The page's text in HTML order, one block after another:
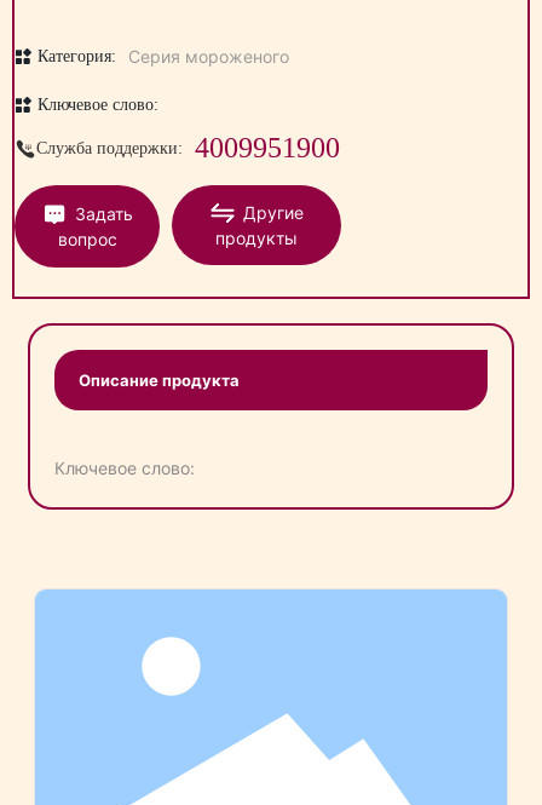
Категория: Серия мороженого
Ключевое слово:
Служба поддержки: 4009951900
Задать
вопрос
Другие
продукты
Описание продукта
Ключевое слово: